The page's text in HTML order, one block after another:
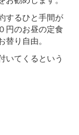
するひと手間が
円のお昼の定食
り自由。
いてくるという